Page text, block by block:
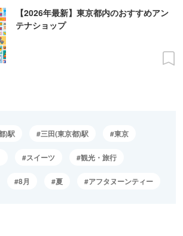
【2026年最新】東京都内のおすすめアン
テナショップ
)駅 三田(東京都)駅 東京
スイーツ 観光・旅行
8月 夏 アフタヌーンティー